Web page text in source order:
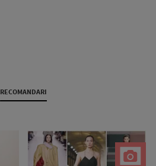
RECOMANDARI